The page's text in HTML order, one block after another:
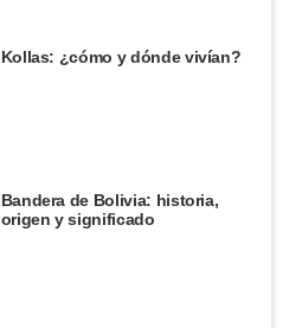
Kollas: ¿cómo y dónde vivían?
Bandera de Bolivia: historia,
origen y significado